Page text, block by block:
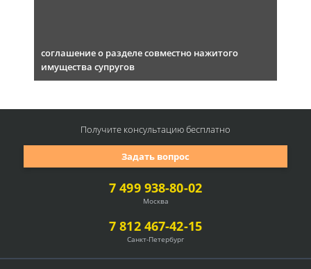
соглашение о разделе совместно нажитого
имущества супругов
7 499 938-80-02
Москва
7 812 467-42-15
Санкт-Петербург
Задать вопрос
Получите консультациюбесплатно